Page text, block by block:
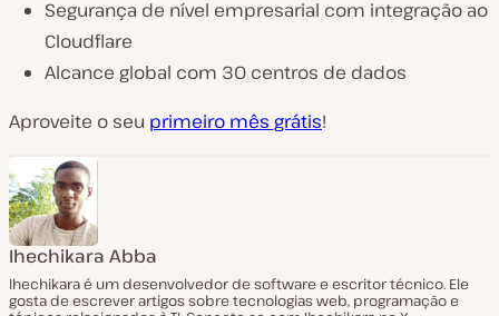
Segurança de nível empresarial com integração ao
Cloudflare
Alcance global com 30 centros de dados
Aproveite o seu primeiro mês grátis!
Ihechikara Abba
Ihechikara é um desenvolvedor de software e escritor técnico. Ele
gosta de escrever artigos sobre tecnologias web, programação e